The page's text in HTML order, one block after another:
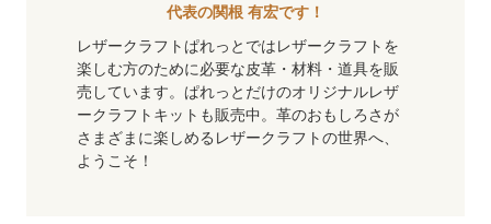
代表の関根 有宏です！
レザークラフトぱれっとではレザークラフトを
楽しむ方のために必要な皮革・材料・道具を販
売しています。ぱれっとだけのオリジナルレザ
ークラフトキットも販売中。革のおもしろさが
さまざまに楽しめるレザークラフトの世界へ、
ようこそ！